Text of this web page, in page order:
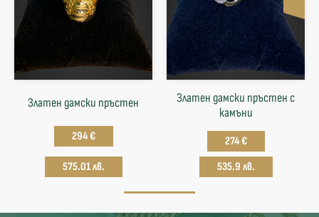
Златен дамски пръстен
294 €
575.01 лв.
Златен дамски пръстен с
камъни
274 €
535.9 лв.